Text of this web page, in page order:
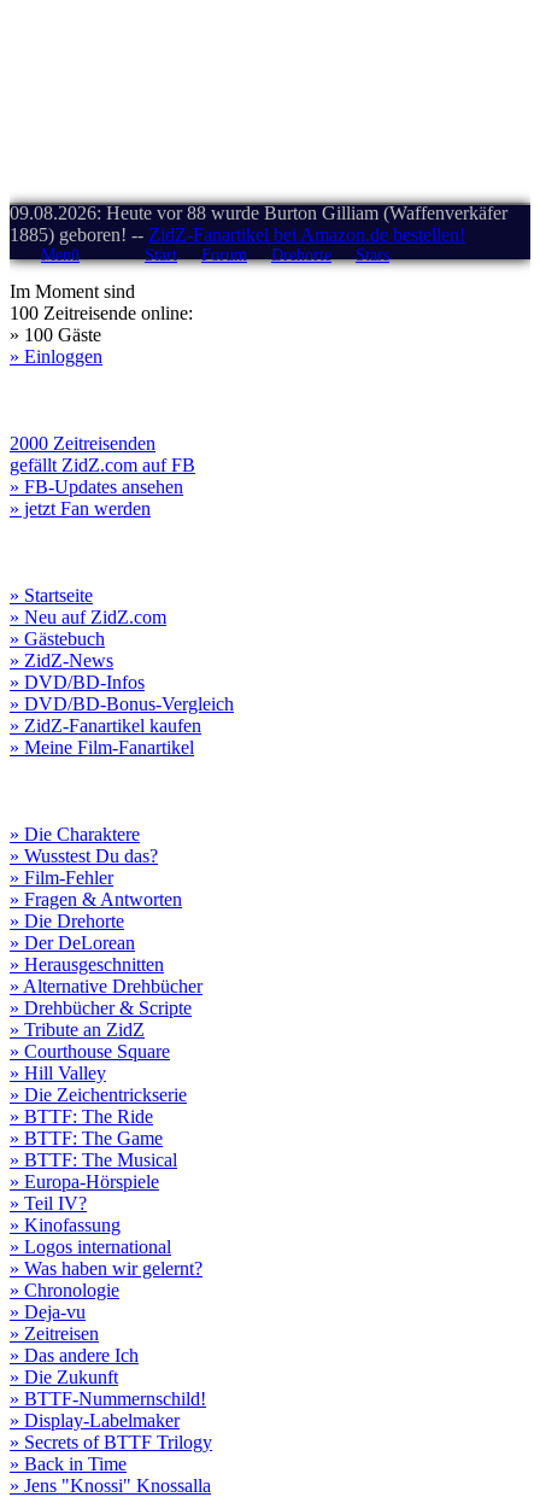
09.08.2026: Heute vor 88 wurde Burton Gilliam (Waffenverkäfer
1885) geboren! -- ZidZ-Fanartikel bei Amazon.de bestellen!
Menü Start Forum Drehorte Stars
Im Moment sind
100 Zeitreisende online:
» 100 Gäste
» Einloggen
2000 Zeitreisenden
gefällt ZidZ.com auf FB
» FB-Updates ansehen
» jetzt Fan werden
» Startseite
» Neu auf ZidZ.com
» Gästebuch
» ZidZ-News
» DVD/BD-Infos
» DVD/BD-Bonus-Vergleich
» ZidZ-Fanartikel kaufen
» Meine Film-Fanartikel
» Die Charaktere
» Wusstest Du das?
» Film-Fehler
» Fragen & Antworten
» Die Drehorte
» Der DeLorean
» Herausgeschnitten
» Alternative Drehbücher
» Drehbücher & Scripte
» Tribute an ZidZ
» Courthouse Square
» Hill Valley
» Die Zeichentrickserie
» BTTF: The Ride
» BTTF: The Game
» BTTF: The Musical
» Europa-Hörspiele
» Teil IV?
» Kinofassung
» Logos international
» Was haben wir gelernt?
» Chronologie
» Deja-vu
» Zeitreisen
» Das andere Ich
» Die Zukunft
» BTTF-Nummernschild!
» Display-Labelmaker
» Secrets of BTTF Trilogy
» Back in Time
» Jens "Knossi" Knossalla